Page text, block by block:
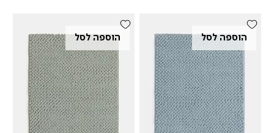
הוספה לסל הוספה לסל